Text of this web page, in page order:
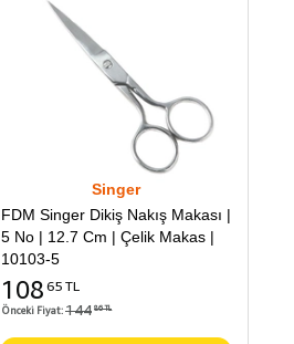
Singer
FDM Singer Dikiş Nakış Makası |
5 No | 12.7 Cm | Çelik Makas |
10103-5
108 65 TL
Önceki Fiyat:144 86 TL